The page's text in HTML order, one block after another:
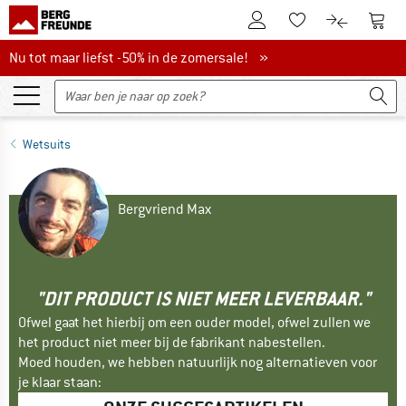
De klantenaccount
Naar deNaar de
Nu tot maar liefst -50% in de zomersale!
Nu tot maar liefst -50% in de zomersale! »
Wetsuits
Bergvriend Max
"DIT PRODUCT IS NIET MEER LEVERBAAR."
Ofwel gaat het hierbij om een ouder model, ofwel zullen we
het product niet meer bij de fabrikant nabestellen.
Moed houden, we hebben natuurlijk nog alternatieven voor
je klaar staan: